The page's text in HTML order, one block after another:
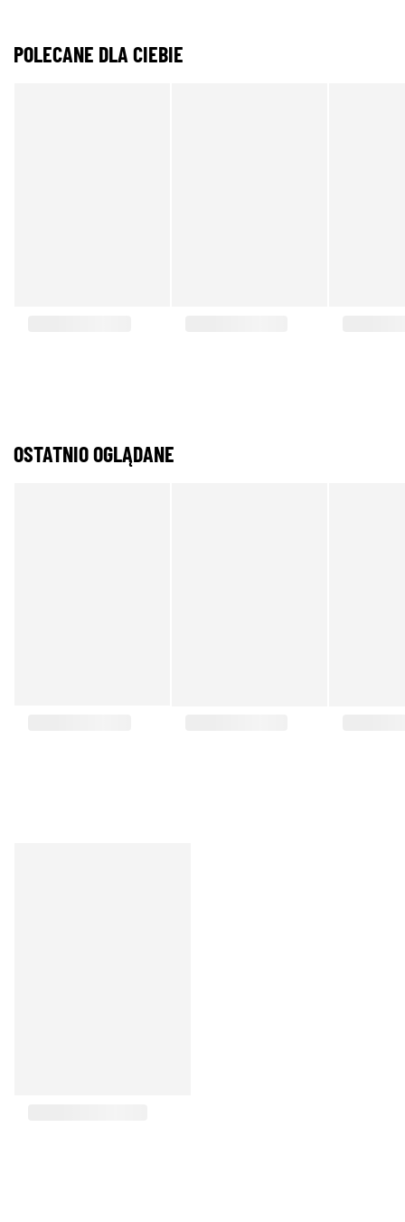
POLECANE DLA CIEBIE
OSTATNIO OGLĄDANE